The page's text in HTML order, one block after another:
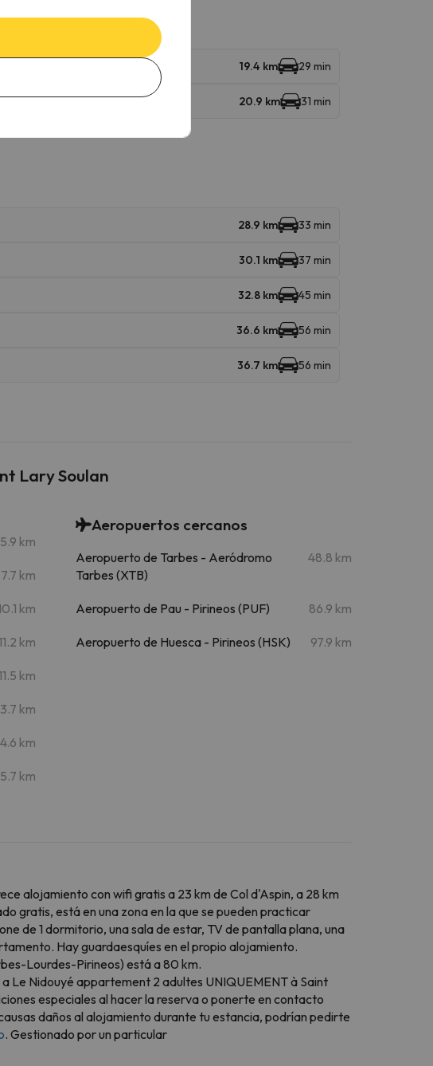
19.4 km 29 min
20.9 km 31 min
28.9 km 33 min
30.1 km 37 min
32.8 km 45 min
36.6 km 56 min
36.7 km 56 min
Lary Soulan
5.9 km
7.7 km
km
km
km
km
km
km
Aeropuertos cercanos
Aeropuerto de Tarbes - Aeródromo
Tarbes (XTB)
48.8 km
Aeropuerto de Pau - Pirineos (PUF) 86.9 km
Aeropuerto de Huesca - Pirineos (HSK) 97.9 km
alojamiento con wifi gratis a 23 km de Col d'Aspin, a 28 km
gratis, está en una zona en la que se pueden practicar
de 1 dormitorio, una sala de estar, TV de pantalla plana, una
Hay guardaesquíes en el propio alojamiento.
Lourdes-Pirineos) está a 80 km.
Le Nidouyé appartement 2 adultes UNIQUEMENT à Saint
especiales al hacer la reserva o ponerte en contacto
daños al alojamiento durante tu estancia, podrían pedirte
. Gestionado por un particular